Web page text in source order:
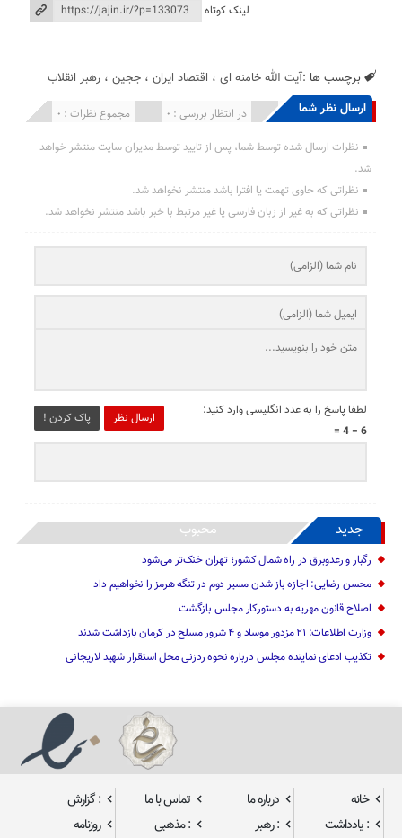
لینک کوتاه
برچسب ها :آیت الله خامنه ای ، اقتصاد ایران ،ججین ،رهبر انقلاب
ارسال نظر شما مجموع نظرات : 0 در انتظار بررسی : 0 انتشار یافته : 0
نظرات ارسال شده توسط شما، پس از تایید توسط مدیران سایت منتشر خواهد
شد.
نظراتی که حاوی تهمت یا افترا باشد منتشر نخواهد شد.
نظراتی که به غیر از زبان فارسی یا غیر مرتبط با خبر باشد منتشر نخواهد شد.
ارسال نظر پاک کردن !
لطفا پاسخ را به عدد انگلیسی وارد کنید:
6 − 4 =
جدید محبوب
رگبار و رعدوبرق در راه شمال کشور؛ تهران خنک‌تر می‌شود
محسن رضایی: اجازه باز شدن مسیر دوم در تنگه هرمز را نخواهیم داد
اصلاح قانون مهریه به دستورکار مجلس بازگشت
وزارت اطلاعات: ۲۱ مزدور موساد و ۴ شرور مسلح در کرمان بازداشت شدند
تکذیب ادعای نماینده مجلس درباره نحوه ردزنی محل استقرار شهید لاریجانی
خانه درباره ما تماس با ما
: گزارش
: یادداشت
: رهبر : مذهبی روزنامه